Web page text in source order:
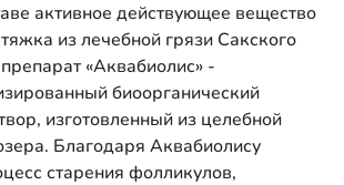
активное действующее вещество
из лечебной грязи Сакского
«Аквабиолис» -
биоорганический
изготовленный из целебной
Благодаря Аквабиолису
старения фолликулов,